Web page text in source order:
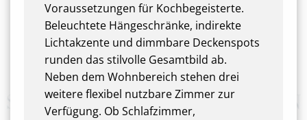
Voraussetzungen für Kochbegeisterte.
Beleuchtete Hängeschränke, indirekte
Lichtakzente und dimmbare Deckenspots
runden das stilvolle Gesamtbild ab.
Neben dem Wohnbereich stehen drei
weitere flexibel nutzbare Zimmer zur
Verfügung. Ob Schlafzimmer,